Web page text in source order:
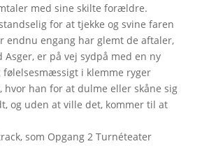
med sine skilte forældre.
for at tjekke og svine faren
endnu engang har glemt de aftaler,
Asger, er på vej sydpå med en ny
følelsesmæssigt i klemme ryger
hvor han for at dulme eller skåne sig
og uden at ville det, kommer til at
som Opgang 2 Turnéteater